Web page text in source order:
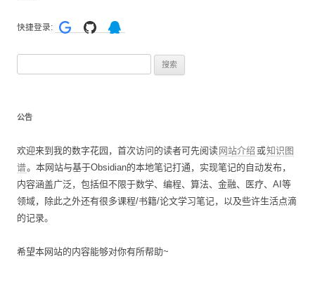
航
快捷登录:
公告
欢迎来到我的数字花园，首次访问的读者可先阅读 网站介绍 或知识图
谱。本网站与基于Obsidian的本地笔记打通，实现笔记的自动发布，
内容涵盖广泛，包括但不限于数学、编程、算法、金融、医疗、AI等
领域，除此之外还有很多课程/书籍/论文学习笔记，以及些许生活点滴
的记录。
希望本网站的内容能够对你有所帮助~